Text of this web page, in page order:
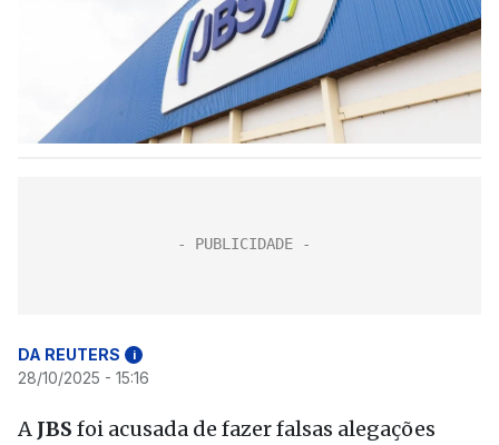
DA REUTERS i
28/10/2025 - 15:16
A JBS foi acusada de fazer falsas alegações